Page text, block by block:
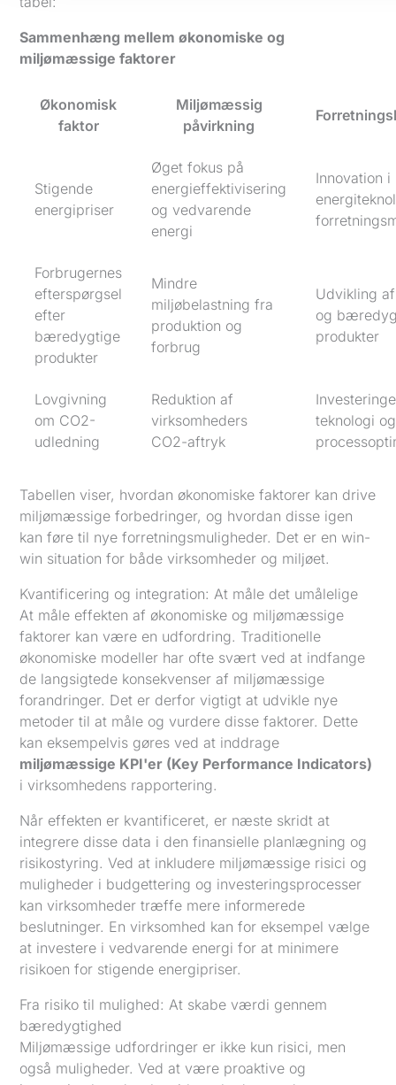
Sammenhæng mellem økonomiske og
miljømæssige faktorer
Økonomisk
faktor
Miljømæssig
påvirkning
Stigende
energipriser
Øget fokus på
energieffektivisering
og vedvarende
energi
Innovation i
Forbrugernes
efterspørgsel
efter
bæredygtige
produkter
Mindre
miljøbelastning fra
produktion og
forbrug
Udvikling
og
produkter
Lovgivning
om CO2-
udledning
Reduktion af
virksomheders
CO2-aftryk
teknologi og
Tabellen viser, hvordan økonomiske faktorer kan drive
miljømæssige forbedringer, og hvordan disse igen
kan føre til nye forretningsmuligheder. Det er en win-
win situation for både virksomheder og miljøet.
Kvantificering og integration: At måle det umålelige
At måle effekten af økonomiske og miljømæssige
faktorer kan være en udfordring. Traditionelle
økonomiske modeller har ofte svært ved at indfange
de langsigtede konsekvenser af miljømæssige
forandringer. Det er derfor vigtigt at udvikle nye
metoder til at måle og vurdere disse faktorer. Dette
kan eksempelvis gøres ved at inddrage
miljømæssige KPI'er (Key Performance Indicators)
i virksomhedens rapportering.
Når effekten er kvantificeret, er næste skridt at
integrere disse data i den finansielle planlægning og
risikostyring. Ved at inkludere miljømæssige risici og
muligheder i budgettering og investeringsprocesser
kan virksomheder træffe mere informerede
beslutninger. En virksomhed kan for eksempel vælge
at investere i vedvarende energi for at minimere
risikoen for stigende energipriser.
Fra risiko til mulighed: At skabe værdi gennem
bæredygtighed
Miljømæssige udfordringer er ikke kun risici, men
også muligheder. Ved at være proaktive og